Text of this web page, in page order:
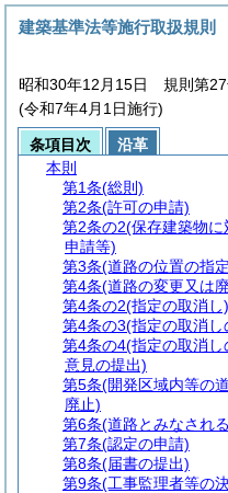
建築基準法等施行取扱規則
昭和30年12月15日 規則第
(令和7年4月1日施行)
条項目次
沿革
本則
第1条(総則)
第2条(許可の申請)
第2条の2(保存建築物
申請等)
第3条(道路の位置の指
第4条(道路の変更又は
第4条の2(指定の取消し)
第4条の3(指定の取消し
第4条の4(指定の取消し
意見の提出)
第5条(開発区域内等の
廃止)
第6条(道路とみなされ
第7条(認定の申請)
第8条(届書の提出)
第9条(工事監理者等の